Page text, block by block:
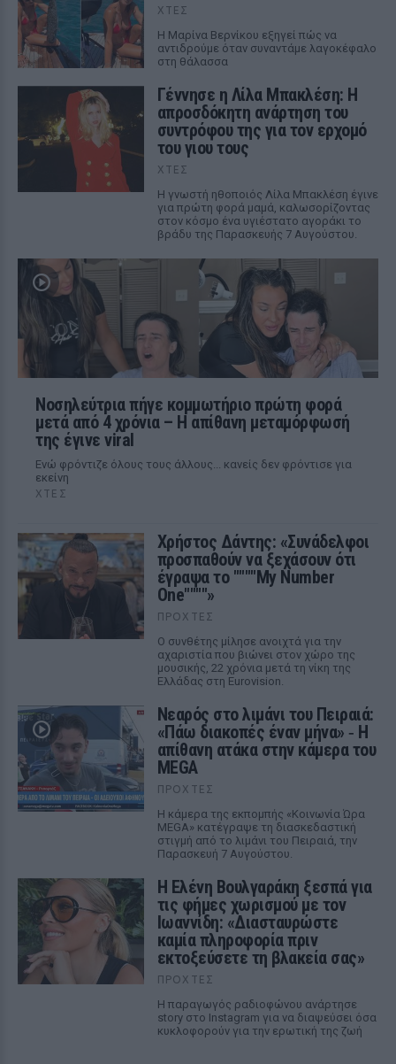
ΧΤΕΣ
Η Μαρίνα Βερνίκου εξηγεί πώς να
αντιδρούμε όταν συναντάμε λαγοκέφαλο
στη θάλασσα
Γέννησε η Λίλα Μπακλέση: Η
απροσδόκητη ανάρτηση του
συντρόφου της για τον ερχομό
του γιου τους
ΧΤΕΣ
Η γνωστή ηθοποιός Λίλα Μπακλέση έγινε
για πρώτη φορά μαμά, καλωσορίζοντας
στον κόσμο ένα υγιέστατο αγοράκι το
βράδυ της Παρασκευής 7 Αυγούστου.
Νοσηλεύτρια πήγε κομμωτήριο πρώτη φορά
μετά από 4 χρόνια – Η απίθανη μεταμόρφωσή
της έγινε viral
Ενώ φρόντιζε όλους τους άλλους... κανείς δεν φρόντισε για
εκείνη
ΧΤΕΣ
Χρήστος Δάντης: «Συνάδελφοι
προσπαθούν να ξεχάσουν ότι
έγραψα το """"My Number
One""""»
ΠΡΟΧΤΈΣ
Ο συνθέτης μίλησε ανοιχτά για την
αχαριστία που βιώνει στον χώρο της
μουσικής, 22 χρόνια μετά τη νίκη της
Ελλάδας στη Eurovision.
Νεαρός στο λιμάνι του Πειραιά:
«Πάω διακοπές έναν μήνα» ‑ Η
απίθανη ατάκα στην κάμερα του
MEGA
ΠΡΟΧΤΈΣ
Η κάμερα της εκπομπής «Κοινωνία Ώρα
MEGA» κατέγραψε τη διασκεδαστική
στιγμή από το λιμάνι του Πειραιά, την
Παρασκευή 7 Αυγούστου.
Η Ελένη Βουλγαράκη ξεσπά για
τις φήμες χωρισμού με τον
Ιωαννίδη: «Διασταυρώστε
καμία πληροφορία πριν
εκτοξεύσετε τη βλακεία σας»
ΠΡΟΧΤΈΣ
Η παραγωγός ραδιοφώνου ανάρτησε
story στο Instagram για να διαψεύσει όσα
κυκλοφορούν για την ερωτική της ζωή